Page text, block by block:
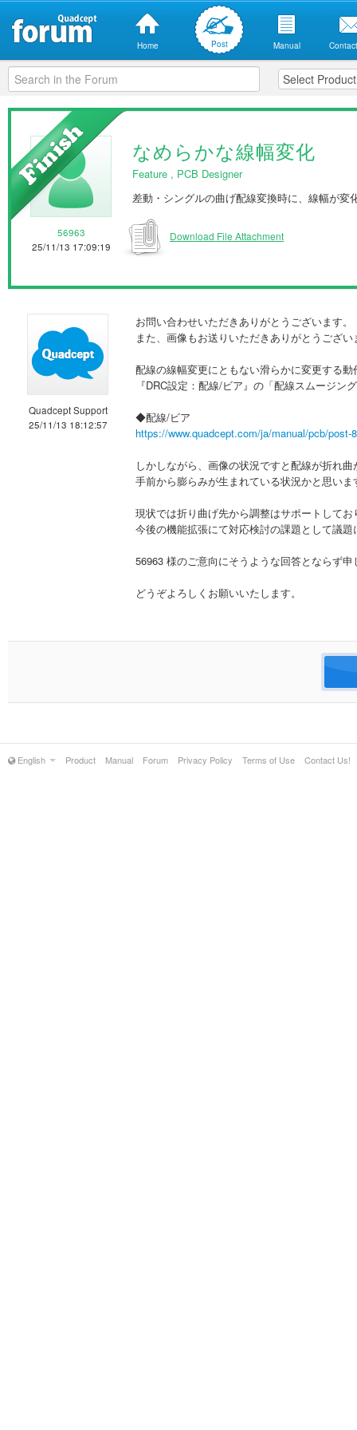
Home Post Manual
56963
25/11/13 17:09:19
なめらかな線幅変化
Feature , PCB Designer
差動・シングルの曲げ配線変換時に、線幅が
Download File Attachment
Quadcept Support
25/11/13 18:12:57
お問い合わせいただきありがとうございます。
また、画像もお送りいただきありがとうござい
配線の線幅変更にともない滑らかに変更する動
『DRC設定：配線/ビア』の「配線スムージン
◆配線/ビア
https://www.quadcept.com/ja/manual/pcb/post-8
しかしながら、画像の状況ですと配線が折れ
手前から膨らみが生まれている状況かと思いま
現状では折り曲げ先から調整はサポートして
今後の機能拡張にて対応検討の課題として議
56963 様のご意向にそうような回答とならず
どうぞよろしくお願いいたします。
English Product Manual Forum Privacy Policy Terms of Use Contact Us!